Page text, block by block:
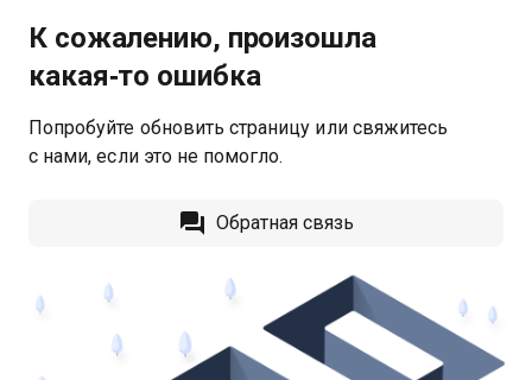
К сожалению, произошла
какая‑то ошибка
Попробуйте обновить страницу или свяжитесь
с нами, если это не помогло.
Обратная связь